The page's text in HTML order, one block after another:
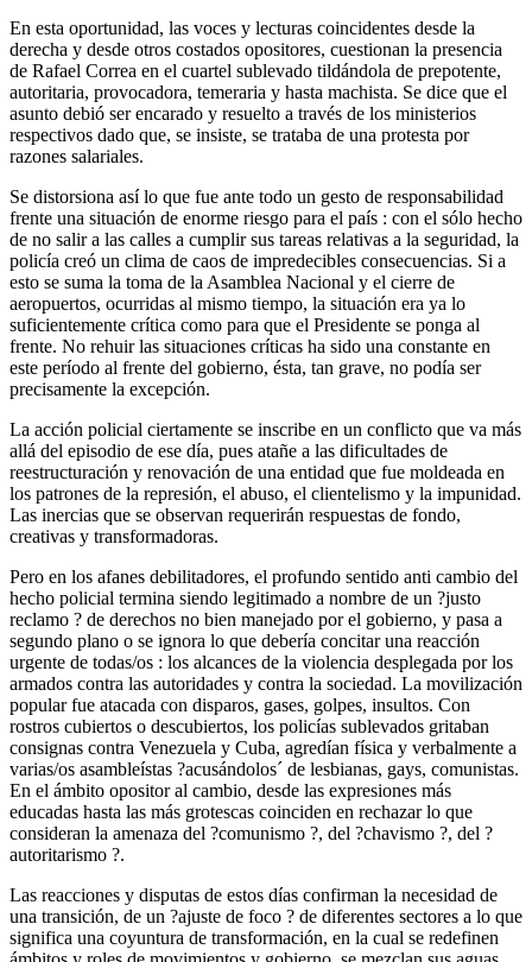
En esta oportunidad, las voces y lecturas coincidentes desde la
derecha y desde otros costados opositores, cuestionan la presencia
de Rafael Correa en el cuartel sublevado tildándola de prepotente,
autoritaria, provocadora, temeraria y hasta machista. Se dice que el
asunto debió ser encarado y resuelto a través de los ministerios
respectivos dado que, se insiste, se trataba de una protesta por
razones salariales.
Se distorsiona así lo que fue ante todo un gesto de responsabilidad
frente una situación de enorme riesgo para el país : con el sólo hecho
de no salir a las calles a cumplir sus tareas relativas a la seguridad, la
policía creó un clima de caos de impredecibles consecuencias. Si a
esto se suma la toma de la Asamblea Nacional y el cierre de
aeropuertos, ocurridas al mismo tiempo, la situación era ya lo
suficientemente crítica como para que el Presidente se ponga al
frente. No rehuir las situaciones críticas ha sido una constante en
este período al frente del gobierno, ésta, tan grave, no podía ser
precisamente la excepción.
La acción policial ciertamente se inscribe en un conflicto que va más
allá del episodio de ese día, pues atañe a las dificultades de
reestructuración y renovación de una entidad que fue moldeada en
los patrones de la represión, el abuso, el clientelismo y la impunidad.
Las inercias que se observan requerirán respuestas de fondo,
creativas y transformadoras.
Pero en los afanes debilitadores, el profundo sentido anti cambio del
hecho policial termina siendo legitimado a nombre de un ?justo
reclamo ? de derechos no bien manejado por el gobierno, y pasa a
segundo plano o se ignora lo que debería concitar una reacción
urgente de todas/os : los alcances de la violencia desplegada por los
armados contra las autoridades y contra la sociedad. La movilización
popular fue atacada con disparos, gases, golpes, insultos. Con
rostros cubiertos o descubiertos, los policías sublevados gritaban
consignas contra Venezuela y Cuba, agredían física y verbalmente a
varias/os asambleístas ?acusándolos´ de lesbianas, gays, comunistas.
En el ámbito opositor al cambio, desde las expresiones más
educadas hasta las más grotescas coinciden en rechazar lo que
consideran la amenaza del ?comunismo ?, del ?chavismo ?, del ?
autoritarismo ?.
Las reacciones y disputas de estos días confirman la necesidad de
una transición, de un ?ajuste de foco ? de diferentes sectores a lo que
significa una coyuntura de transformación, en la cual se redefinen